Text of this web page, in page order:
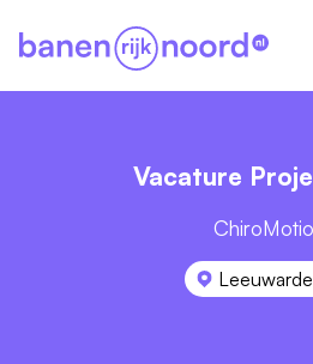
Vacature